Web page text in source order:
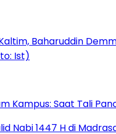
Kampus: Saat Tali